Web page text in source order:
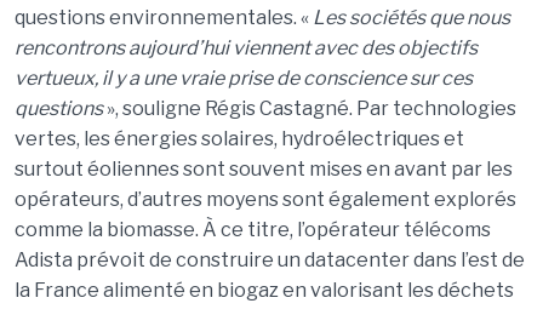
questions environnementales. « Les sociétés que nous
rencontrons aujourd’hui viennent avec des objectifs
vertueux, il y a une vraie prise de conscience sur ces
questions», souligne Régis Castagné. Par technologies
vertes, les énergies solaires, hydroélectriques et
surtout éoliennes sont souvent mises en avant par les
opérateurs, d’autres moyens sont également explorés
comme la biomasse. À ce titre, l’opérateur télécoms
Adista prévoit de construire un datacenter dans l’est de
la France alimenté en biogaz en valorisant les déchets